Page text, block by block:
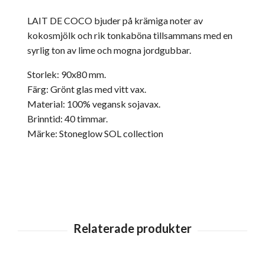
LAIT DE COCO bjuder på krämiga noter av
kokosmjölk och rik tonkaböna tillsammans med en
syrlig ton av lime och mogna jordgubbar.
Storlek: 90x80 mm.
Färg: Grönt glas med vitt vax.
Material: 100% vegansk sojavax.
Brinntid: 40 timmar.
Märke: Stoneglow SOL collection